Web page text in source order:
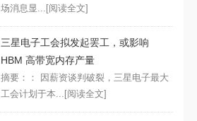
场消息显... [阅读全文]
三星电子工会拟发起罢工，或影响
HBM 高带宽内存产量
摘要：： 因薪资谈判破裂，三星电子最大
工会计划于本... [阅读全文]